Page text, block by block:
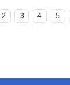
2 3 4 5